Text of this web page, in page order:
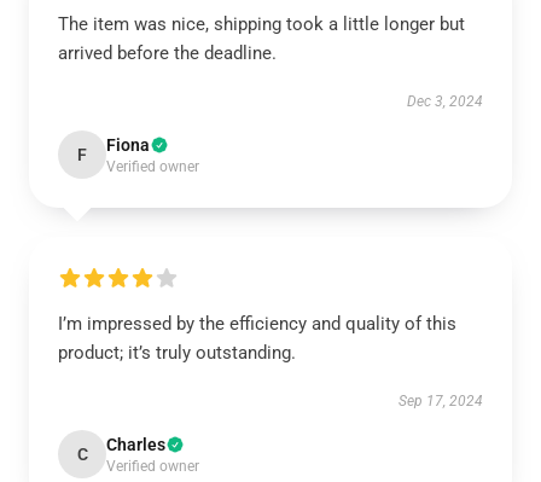
The item was nice, shipping took a little longer but
arrived before the deadline.
Dec 3, 2024
F Fiona
Verified owner
I’m impressed by the efficiency and quality of this
product; it’s truly outstanding.
Sep 17, 2024
C Charles
Verified owner